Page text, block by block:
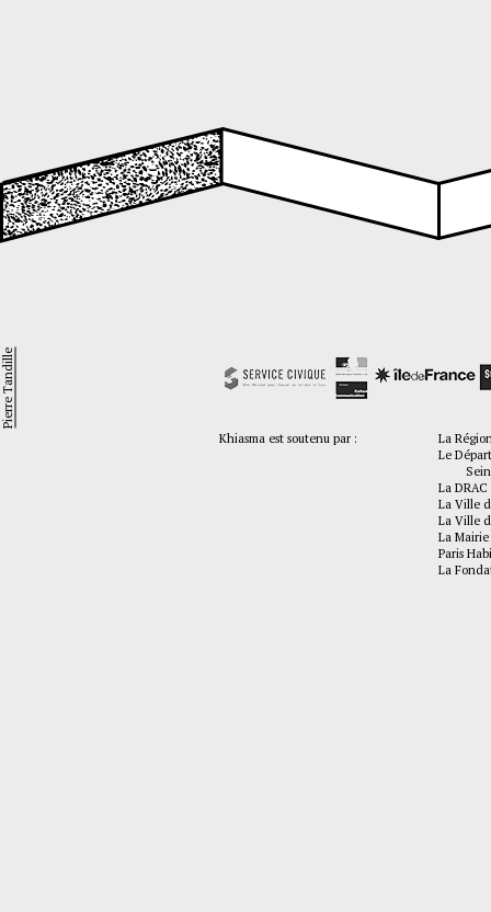
Khiasma est soutenu par :
La
Le
La
La Ville
La Ville
La
Paris
La
Pierre Tandille